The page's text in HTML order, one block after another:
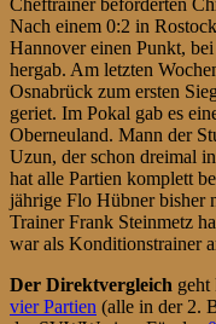
Nach einem 0:2 in
Hannover einen Punkt,
hergab. Am letzten
Osnabrück zum ersten
geriet. Im Pokal gab es
Oberneuland. Mann der
Uzun, der schon dreimal
hat alle Partien komplett
jährige Flo Hübner bisher
Trainer Frank Steinmetz
war als Konditionstrainer
Der Direktvergleich geht
vier Partien (alle in der 2.